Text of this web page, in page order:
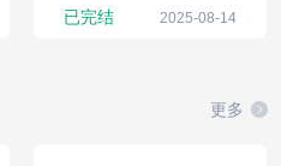
版）
已完结 2025-08-14
更多